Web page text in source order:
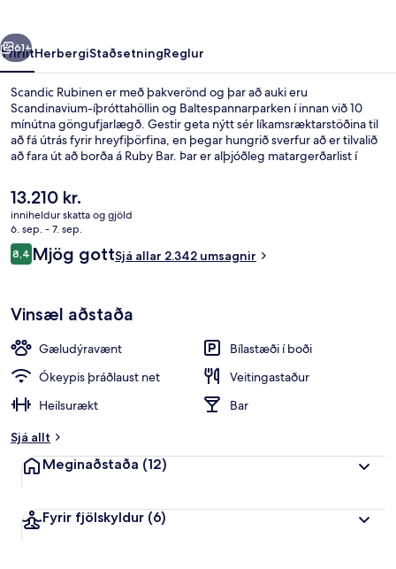
Næsta
61+
YfirlitHerbergiStaðsetningReglur
Scandic Rubinen er með þakverönd og þar að auki eru
Scandinavium-íþróttahöllin og Baltespannarparken í innan við 10
mínútna göngufjarlægð. Gestir geta nýtt sér líkamsræktarstöðina til
að fá útrás fyrir hreyfiþörfina, en þegar hungrið sverfur að er tilvalið
að fara út að borða á Ruby Bar. Þar er alþjóðleg matargerðarlist í
kvöldverð. Á staðnum eru einnig 2 barir/setustofur, gufubað og
skyndibitastaður/sælkeraverslun. Hjálpsamt starfsfólk og
morgunverðurinn eru meðal helstu kosta gististaðarins að mati
ferðamanna sem hafa heimsótt hann. Gististaðurinn er stutt frá
almenningssamgöngum: Valand sporvagnastoppistöðin er í
nokkurra skrefa fjarlægð og Berzeliigatan sporvagnastoppistöðin er í
Núverandi
verð
er
13.210 kr.
13.210 kr.
inniheldur skatta og gjöld
6. sep. - 7. sep.
Umsagnir
8,48,4 af 10
Mjög gottSjá allar 2.342 umsagnir
Vinsæl aðstaða
Gæludýravænt
Bílastæði í boði
Ókeypis þráðlaust net
Veitingastaður
Heilsurækt
Bar
Sjá allt
Meginaðstaða (12)
Fyrir fjölskyldur (6)